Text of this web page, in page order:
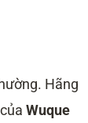
Hãng
Wuque